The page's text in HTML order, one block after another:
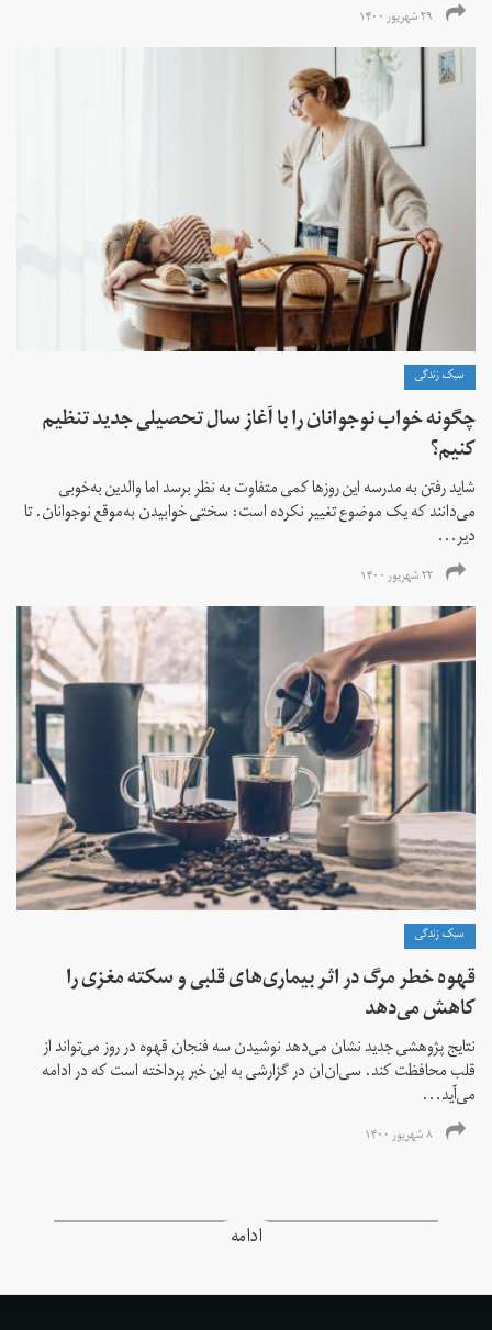
۲۹ شهریور ۱۴۰۰
سبک زندگی
چگونه خواب نوجوانان را با آغاز سال تحصیلی جدید تنظیم
کنیم؟
شاید رفتن به مدرسه این روزها کمی متفاوت به نظر برسد اما والدین به‌خوبی
می‌دانند که یک موضوع تغییر نکرده است: سختی خوابیدن به‌موقع نوجوانان. تا
دیر‌‌...
۲۲ شهریور ۱۴۰۰
سبک زندگی
قهوه خطر مرگ در اثر بیماری‌های قلبی و سکته مغزی را
کاهش می‌دهد
نتایج پژوهشی جدید نشان می‌دهد نوشیدن سه فنجان قهوه در روز می‌تواند از
قلب محافظت کند. سی‌ان‌ان در گزارشی به این خبر پرداخته است که در ادامه
می‌آید...
۸ شهریور ۱۴۰۰
ادامه